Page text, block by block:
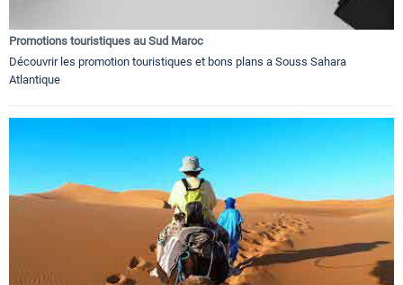
Promotions touristiques au Sud Maroc
Découvrir les promotion touristiques et bons plans a Souss Sahara
Atlantique